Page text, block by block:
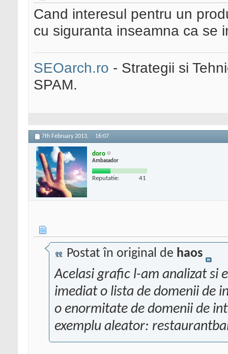
Cand interesul pentru un
cu siguranta inseamna ca se
SEOarch.ro - Strategii si
SPAM.
7th February 2013, 16:07
doro
Ambasador
Reputatie: 41
Postat în original de haos
Acelasi grafic l-am analizat si
imediat o lista de domenii de
o enormitate de domenii de
exemplu aleator: